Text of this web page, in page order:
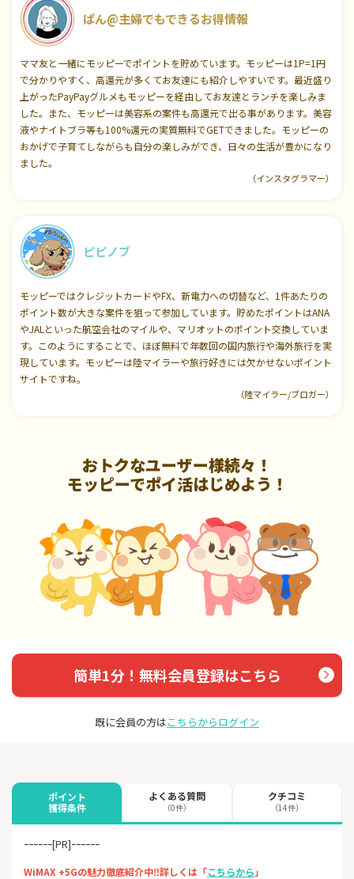
ぱん@主婦でもできるお得情報
ママ友と一緒にモッピーでポイントを貯めています。モッピーは1P=1円
で分かりやすく、高還元が多くてお友達にも紹介しやすいです。最近盛り
上がったPayPayグルメもモッピーを経由してお友達とランチを楽しみま
した。また、モッピーは美容系の案件も高還元で出る事があります。美容
液やナイトブラ等も100%還元の実質無料でGETできました。モッピーの
おかげで子育てしながらも自分の楽しみができ、日々の生活が豊かになり
ました。
（インスタグラマー）
ピピノブ
モッピーではクレジットカードやFX、新電力への切替など、1件あたりの
ポイント数が大きな案件を狙って参加しています。貯めたポイントはANA
やJALといった航空会社のマイルや、マリオットのポイント交換していま
す。このようにすることで、ほぼ無料で年数回の国内旅行や海外旅行を実
現しています。モッピーは陸マイラーや旅行好きには欠かせないポイント
サイトですね。
（陸マイラー/ブロガー）
おトクなユーザー様続々！
モッピーでポイ活はじめよう！
簡単1分！無料会員登録はこちら
既に会員の方はこちらからログイン
ポイント
獲得条件
よくある質問
（0件）
クチコミ
（14件）
ｰｰｰｰｰｰ[PR]ｰｰｰｰｰｰ
WiMAX +5Gの魅力徹底紹介中‼詳しくは「こちらから 」